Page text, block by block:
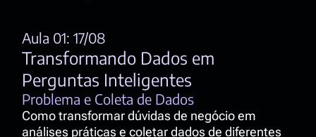
Aula 01: 17/08
Transformando Dados em
Perguntas Inteligentes
Problema e Coleta de Dados
Como transformar dúvidas de negócio em
análises práticas e coletar dados de diferentes